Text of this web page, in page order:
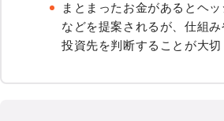
まとまったお金があるとヘ
などを提案されるが、仕組
投資先を判断することが大切